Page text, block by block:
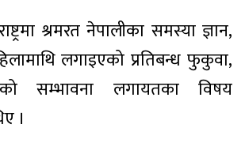
श्रमरत नेपालीका समस्या ज्ञान,
लगाइएको प्रतिबन्ध फुकुवा,
सम्भावना लगायतका विषय
।